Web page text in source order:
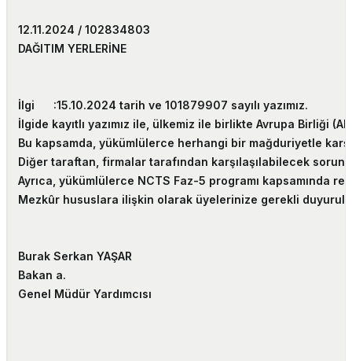
12.11.2024 / 102834803
DAĞITIM YERLERİNE
İlgi :15.10.2024 tarih ve 101879907 sayılı yazımız.
İlgide kayıtlı yazımız ile, ülkemiz ile birlikte Avrupa Birliği
Bu kapsamda, yükümlülerce herhangi bir mağduriyetle
Diğer taraftan, firmalar tarafından karşılaşılabilecek
Ayrıca, yükümlülerce NCTS Faz-5 programı
Mezkûr hususlara ilişkin olarak üyelerinize gerekli
Burak Serkan YAŞAR
Bakan a.
Genel Müdür Yardımcısı